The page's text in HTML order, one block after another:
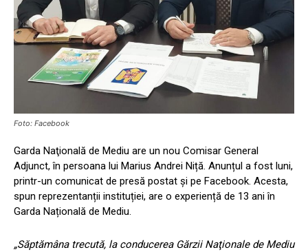
Foto: Facebook
Garda Naţională de Mediu are un nou Comisar General
Adjunct, în persoana lui Marius Andrei Niță. Anunțul a fost luni,
printr-un comunicat de presă postat și pe Facebook. Acesta,
spun reprezentanții instituției, are o experiență de 13 ani în
Garda Națională de Mediu.
„Săptămâna trecută, la conducerea Gărzii Naţionale de Mediu